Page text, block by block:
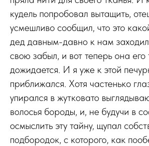
кудель попробовал вытащить,
усмешливо сообщил, что это
дед давным-давно к нам
свою забыл, и вот теперь она его
дожидается. И я уже к этой
приближался. Хотя частенько
упирался в жутковато
волосья бороды, и, не будучи в
осмыслить эту тайну, щупал
подбородок, с которого, как